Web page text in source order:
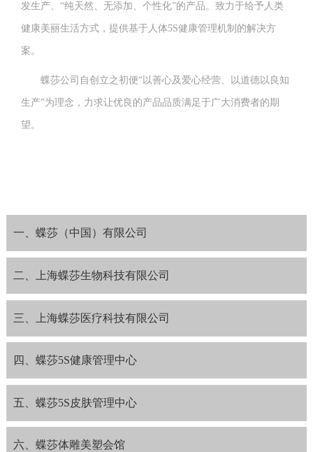
发生产、“纯天然、无添加、个性化”的产品。致力于给予人类
健康美丽生活方式，提供基于人体5S健康管理机制的解决方
案。
蝶莎公司自创立之初便“以善心及爱心经营、以道德以良知
生产”为理念，力求让优良的产品品质满足于广大消费者的期
望。
一、蝶莎（中国）有限公司
二、上海蝶莎生物科技有限公司
三、上海蝶莎医疗科技有限公司
四、蝶莎5S健康管理中心
五、蝶莎5S皮肤管理中心
六、蝶莎体雕美塑会馆